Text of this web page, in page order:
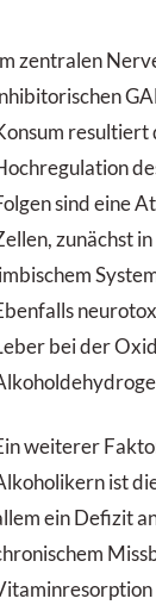
zentralen
resultiert
sind eine
zunächst
bei der
weiterer
ist
ein Defizit